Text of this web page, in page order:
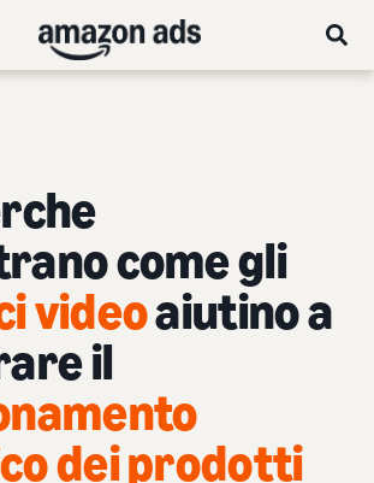
come gli
videoaiutino a
il
dei prodotti